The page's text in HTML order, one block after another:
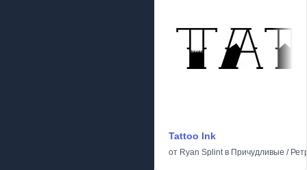
Tattoo Ink
от Ryan Splintв Причудливые /